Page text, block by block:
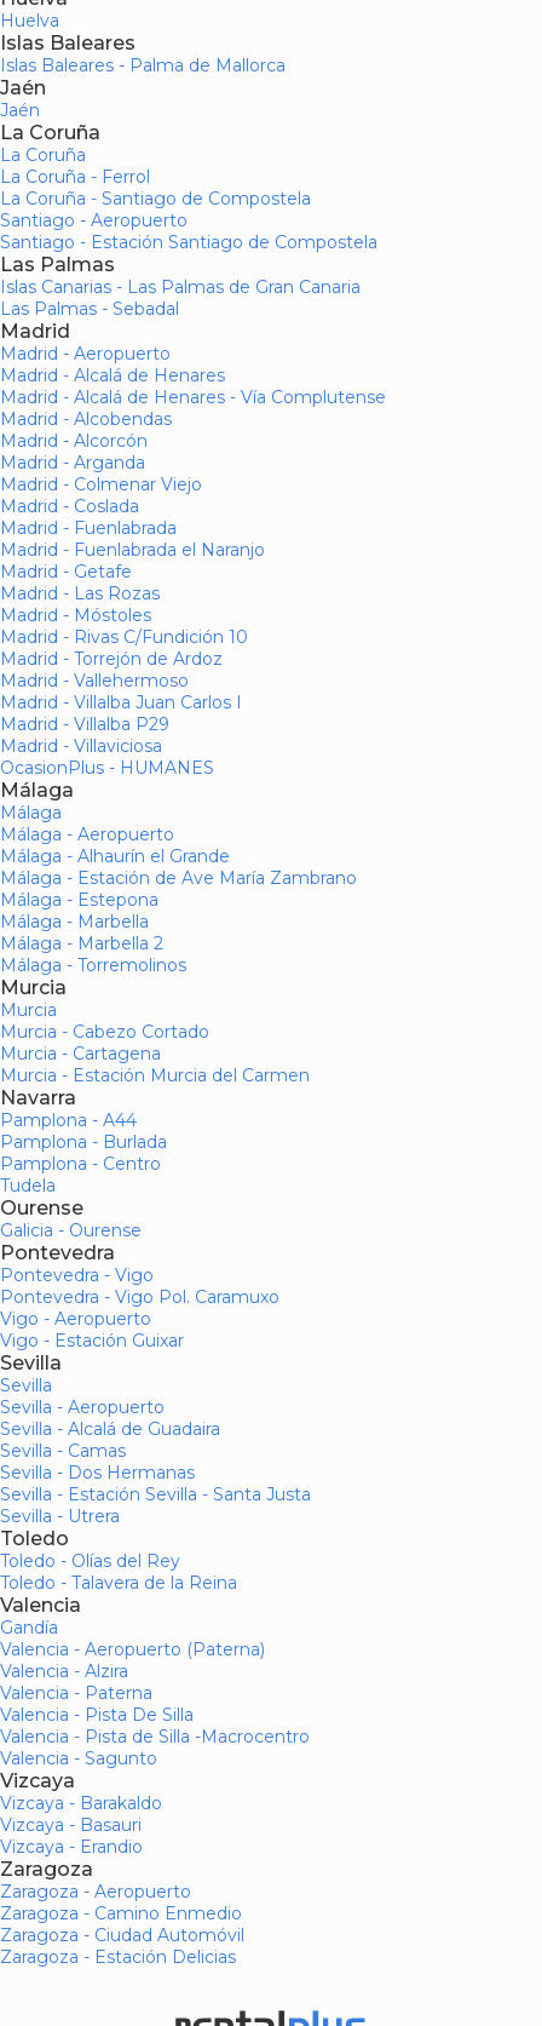
Huelva
Islas Baleares
Islas Baleares - Palma de Mallorca
Jaén
Jaén
La Coruña
La Coruña
La Coruña - Ferrol
La Coruña - Santiago de Compostela
Santiago - Aeropuerto
Santiago - Estación Santiago de Compostela
Las Palmas
Islas Canarias - Las Palmas de Gran Canaria
Las Palmas - Sebadal
Madrid
Madrid - Aeropuerto
Madrid - Alcalá de Henares
Madrid - Alcalá de Henares - Vía Complutense
Madrid - Alcobendas
Madrid - Alcorcón
Madrid - Arganda
Madrid - Colmenar Viejo
Madrid - Coslada
Madrid - Fuenlabrada
Madrid - Fuenlabrada el Naranjo
Madrid - Getafe
Madrid - Las Rozas
Madrid - Móstoles
Madrid - Rivas C/Fundición 10
Madrid - Torrejón de Ardoz
Madrid - Vallehermoso
Madrid - Villalba Juan Carlos I
Madrid - Villalba P29
Madrid - Villaviciosa
OcasionPlus - HUMANES
Málaga
Málaga
Málaga - Aeropuerto
Málaga - Alhaurín el Grande
Málaga - Estación de Ave María Zambrano
Málaga - Estepona
Málaga - Marbella
Málaga - Marbella 2
Málaga - Torremolinos
Murcia
Murcia
Murcia - Cabezo Cortado
Murcia - Cartagena
Murcia - Estación Murcia del Carmen
Navarra
Pamplona - A44
Pamplona - Burlada
Pamplona - Centro
Tudela
Ourense
Galicia - Ourense
Pontevedra
Pontevedra - Vigo
Pontevedra - Vigo Pol. Caramuxo
Vigo - Aeropuerto
Vigo - Estación Guixar
Sevilla
Sevilla
Sevilla - Aeropuerto
Sevilla - Alcalá de Guadaira
Sevilla - Camas
Sevilla - Dos Hermanas
Sevilla - Estación Sevilla - Santa Justa
Sevilla - Utrera
Toledo
Toledo - Olías del Rey
Toledo - Talavera de la Reina
Valencia
Gandía
Valencia - Aeropuerto (Paterna)
Valencia - Alzira
Valencia - Paterna
Valencia - Pista De Silla
Valencia - Pista de Silla -Macrocentro
Valencia - Sagunto
Vizcaya
Vizcaya - Barakaldo
Vizcaya - Basauri
Vizcaya - Erandio
Zaragoza
Zaragoza - Aeropuerto
Zaragoza - Camino Enmedio
Zaragoza - Ciudad Automóvil
Zaragoza - Estación Delicias